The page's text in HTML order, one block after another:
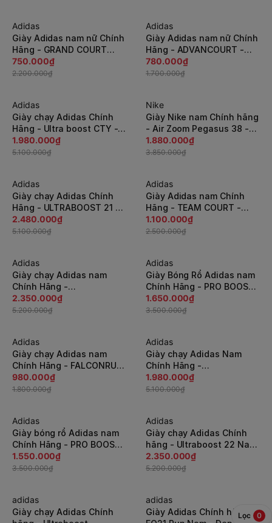
Lọc 0
-66%
Adidas
Giày Adidas nam nữ Chính
Hãng - GRAND COURT
BASE - White | JapanSport
- EE7901
750.000₫
2.200.000₫
-55%
Adidas
Giày Adidas nam nữ Chính
Hãng - ADVANCOURT -
White/Green | JapanSport
- EF0213
780.000₫
1.700.000₫
-62%
Adidas
Giày chạy Adidas Chính
Hãng - Ultra boost CTY -
Đen | JapanSport FV2587
1.980.000₫
5.100.000₫
-52%
Nike
Giày Nike nam Chính hãng
- Air Zoom Pegasus 38 -
Đen | JapanSport
CW7356-005
1.880.000₫
3.850.000₫
-52%
Adidas
Giày chạy Adidas Chính
Hãng - ULTRABOOST 21 -
Trắng | JapanSport
FY0371
2.480.000₫
5.100.000₫
-56%
Adidas
Giày Adidas nam Chính
Hãng - TEAM COURT -
Trắng | JapanSport
EF6049
1.100.000₫
2.500.000₫
-55%
Adidas
Giày chạy Adidas nam
Chính Hãng -
ULTRABOOST COLD.RDY -
Trắng | JapanSport
2.350.000₫
5.200.000₫
-53%
Adidas
Giày Bóng Rổ Adidas nam
Chính Hãng - PRO BOOST
LOW - White | JapanSport
- G58682
1.650.000₫
3.500.000₫
-46%
Adidas
Giày chạy Adidas nam
Chính Hãng - FALCONRUN
2.0 - Trắng | JapanSport
G58098
980.000₫
1.800.000₫
-62%
Adidas
Giày chạy Adidas Nam
Chính Hãng -
ULTRABOOST 21 - Xanh |
JapanSport S23879
1.980.000₫
5.100.000₫
-56%
Adidas
Giày bóng rổ Adidas nam
Chính Hãng - PRO BOOST
LOW - Nam - Đen |
Japansport G58681
1.550.000₫
3.500.000₫
-55%
Adidas
Giày chạy Adidas Chính
hãng - Ultraboost 22 Nam
- Đen | JapanSport
GX3062
2.350.000₫
5.200.000₫
-56%
adidas
Giày chạy Adidas Chính
-51%
adidas
Giày Adidas Chính hãng -